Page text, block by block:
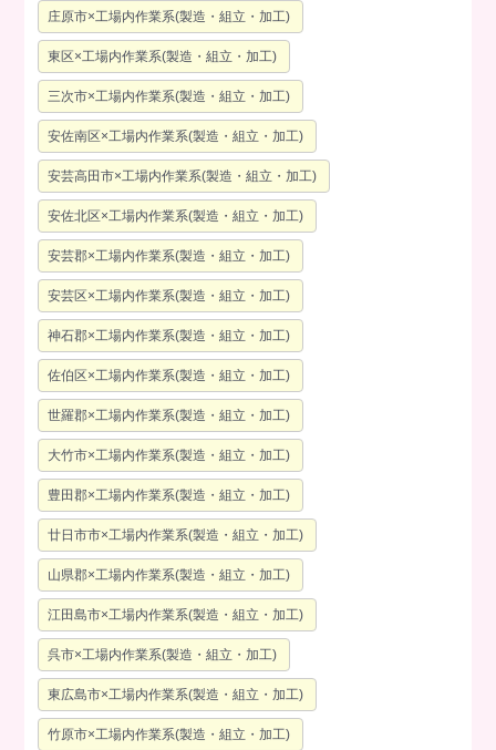
庄原市×工場内作業系(製造・組立・加工)
東区×工場内作業系(製造・組立・加工)
三次市×工場内作業系(製造・組立・加工)
安佐南区×工場内作業系(製造・組立・加工)
安芸高田市×工場内作業系(製造・組立・加工)
安佐北区×工場内作業系(製造・組立・加工)
安芸郡×工場内作業系(製造・組立・加工)
安芸区×工場内作業系(製造・組立・加工)
神石郡×工場内作業系(製造・組立・加工)
佐伯区×工場内作業系(製造・組立・加工)
世羅郡×工場内作業系(製造・組立・加工)
大竹市×工場内作業系(製造・組立・加工)
豊田郡×工場内作業系(製造・組立・加工)
廿日市市×工場内作業系(製造・組立・加工)
山県郡×工場内作業系(製造・組立・加工)
江田島市×工場内作業系(製造・組立・加工)
呉市×工場内作業系(製造・組立・加工)
東広島市×工場内作業系(製造・組立・加工)
竹原市×工場内作業系(製造・組立・加工)